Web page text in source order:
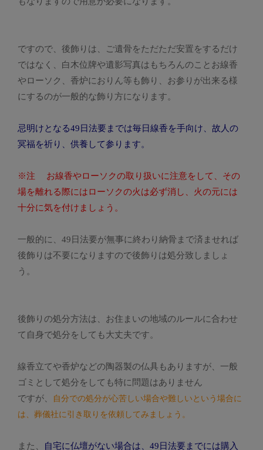
ですので、後飾りは、ご遺骨をただただ安置をするだけ
ではなく、白木位牌や遺影写真はもちろんのことお線香
やローソク、香炉におりん等も飾り、お参りが出来る様
にするのが一般的な飾り方になります。
忌明けとなる49日法要までは毎日線香を手向け、故人の
冥福を祈り、供養して参ります。
※注 お線香やローソクの取り扱いに注意をして、その
場を離れる際にはローソクの火は必ず消し、火の元には
十分に気を付けましょう。
一般的に、49日法要が無事に終わり納骨まで済ませれば
後飾りは不要になりますので後飾りは処分致しましょ
う。
後飾りの処分方法は、お住まいの地域のルールに合わせ
て自身で処分をしても大丈夫です。
線香立てや香炉などの陶器製の仏具もありますが、一般
ゴミとして処分をしても特に問題はありません
ですが、
自分での処分が心苦しい場合や難しいという場合に
は、葬儀社に引き取りを依頼してみましょう。
また、 自宅に仏壇がない場合は、49日法要までには購入